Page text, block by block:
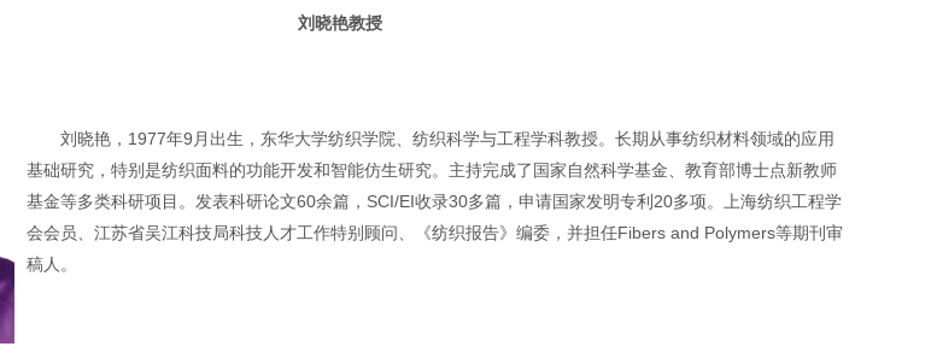
刘晓艳教授
刘晓艳， 1977年9 月出生，东华大学纺织学院、纺织科学与工程学科教授。长期从事纺织材料领域的应用
基础研究，特别是纺织面料的功能开发和智能仿生研究。主持完成了国家自然科学基金、教育部博士点新教师
基金等多类科研项目。发表科研论文60余篇， SCI/EI收录30多篇，申请国家发明专利20多项。上海纺织工程学
会会员、江苏省吴江科技局科技人才工作特别顾问、《纺织报告》编委，并担任Fibers and Polymers等期刊审
稿人。